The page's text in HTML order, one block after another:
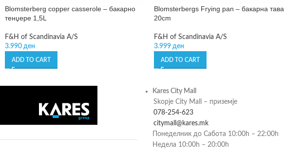
Blomsterberg copper casserole – бакарно
тенџере 1,5L
F&H of Scandinavia A/S
3.990 ден
ADD TO CART
Blomsterbergs Frying pan – бакарна тава
20cm
F&H of Scandinavia A/S
3.999 ден
ADD TO CART
Kares City Mall
Skopje City Mall – приземје
078-254-623
citymall@kares.mk
Понеделник до Сабота 10:00h – 22:00h
Недела 10:00h – 20:00h